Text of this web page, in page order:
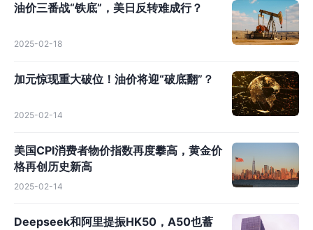
油价三番战“铁底”，美日反转难成行？
2025-02-18
加元惊现重大破位！油价将迎“破底翻”？
2025-02-14
美国CPI消费者物价指数再度攀高，黄金价
格再创历史新高
2025-02-14
Deepseek和阿里提振HK50，A50也蓄